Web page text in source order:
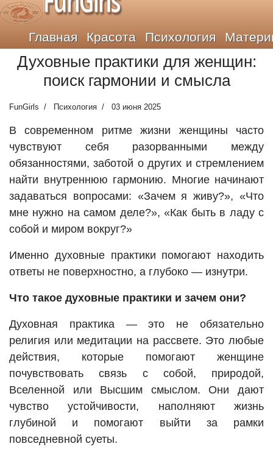
Главная Красота Психология
Духовные практики для женщин:
поиск гармонии и смысла
FunGirls Психология 03 июня 2025
В современном ритме жизни женщины часто
чувствуют себя разорванными между
обязанностями, заботой о других и стремлением
найти внутреннюю гармонию. Многие начинают
задаваться вопросами: «Зачем я живу?», «Что
мне нужно на самом деле?», «Как быть в ладу с
собой и миром вокруг?»
Именно духовные практики помогают находить
ответы не поверхностно, а глубоко — изнутри.
Что такое духовные практики и зачем они?
Духовная практика — это не обязательно
религия или медитации на рассвете. Это любые
действия, которые помогают женщине
почувствовать связь с собой, природой,
Вселенной или Высшим смыслом. Они дают
чувство устойчивости, наполняют жизнь
глубиной и помогают выйти за рамки
повседневной суеты.